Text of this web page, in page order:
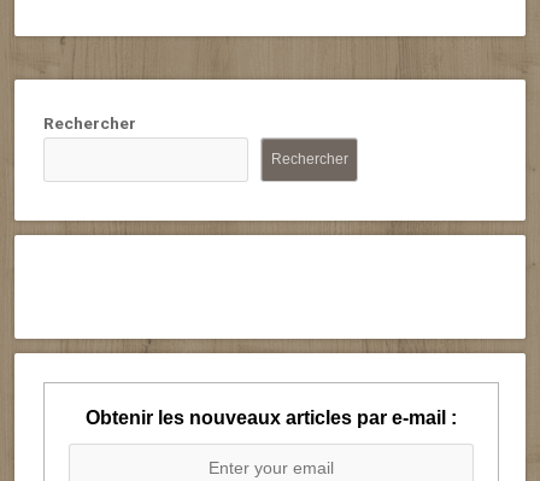
Rechercher
Rechercher
Obtenir les nouveaux articles par e-mail :